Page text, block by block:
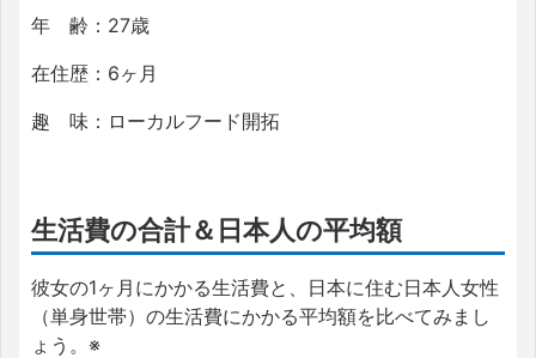
年 齢： 27歳
在住歴：6ヶ月
趣 味：ローカルフード開拓
生活費の合計＆日本人の平均額
彼女の1ヶ月にかかる生活費と、日本に住む日本人女性
（単身世帯）の生活費にかかる平均額を比べてみまし
ょう。※